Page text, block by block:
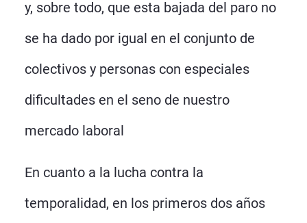
y, sobre todo, que esta bajada del paro no
se ha dado por igual en el conjunto de
colectivos y personas con especiales
dificultades en el seno de nuestro
mercado laboral
En cuanto a la lucha contra la
temporalidad, en los primeros dos años